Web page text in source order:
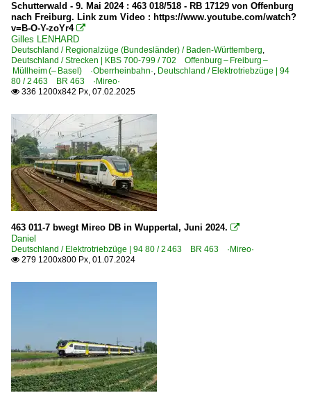
Schutterwald - 9. Mai 2024 : 463 018/518 - RB 17129 von Offenburg
nach Freiburg. Link zum Video : https://www.youtube.com/watch?
v=B-O-Y-zoYr4 
Gilles LENHARD
Deutschland / Regionalzüge (Bundesländer) / Baden-Württemberg,
Deutschland / Strecken | KBS 700-799 / 702 Offenburg – Freiburg –
Müllheim (– Basel) ·Oberrheinbahn·, Deutschland / Elektrotriebzüge | 94
80 / 2 463 BR 463 ·Mireo·
 336 1200x842 Px, 07.02.2025
463 011-7 bwegt Mireo DB in Wuppertal, Juni 2024. 
Daniel
Deutschland / Elektrotriebzüge | 94 80 / 2 463 BR 463 ·Mireo·
 279 1200x800 Px, 01.07.2024